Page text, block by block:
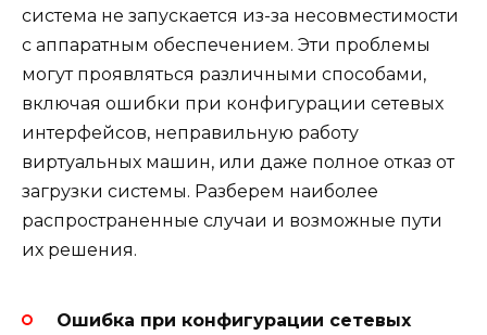
система не запускается из-за несовместимости
с аппаратным обеспечением. Эти проблемы
могут проявляться различными способами,
включая ошибки при конфигурации сетевых
интерфейсов, неправильную работу
виртуальных машин, или даже полное отказ от
загрузки системы. Разберем наиболее
распространенные случаи и возможные пути
их решения.
Ошибка при конфигурации сетевых